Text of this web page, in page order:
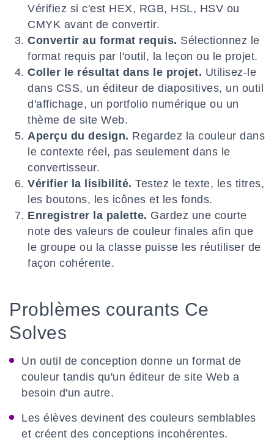
Vérifiez si c'est HEX, RGB, HSL, HSV ou
CMYK avant de convertir.
Convertir au format requis. Sélectionnez le
format requis par l'outil, la leçon ou le projet.
Coller le résultat dans le projet. Utilisez-le
dans CSS, un éditeur de diapositives, un outil
d'affichage, un portfolio numérique ou un
thème de site Web.
Aperçu du design. Regardez la couleur dans
le contexte réel, pas seulement dans le
convertisseur.
Vérifier la lisibilité. Testez le texte, les titres,
les boutons, les icônes et les fonds.
Enregistrer la palette. Gardez une courte
note des valeurs de couleur finales afin que
le groupe ou la classe puisse les réutiliser de
façon cohérente.
Problèmes courants Ce
Solves
Un outil de conception donne un format de
couleur tandis qu'un éditeur de site Web a
besoin d'un autre.
Les élèves devinent des couleurs semblables
et créent des conceptions incohérentes.